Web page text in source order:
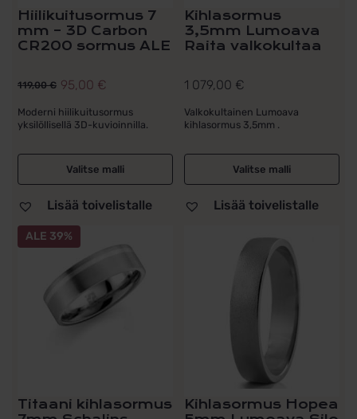
Hiilikuitusormus 7
mm – 3D Carbon
CR200 sormus ALE
119,00€
Alkuperäinen
hinta
oli:
119,00 €.
95,00 €
Nykyinen
hinta
on:
95,00 €.
Moderni hiilikuitusormus
yksilöllisellä 3D-kuvioinnilla.
Valitse malli
Lisää toivelistalle
Kihlasormus
3,5mm Lumoava
Raita valkokultaa
1 079,00 €
Valkokultainen Lumoava
kihlasormus 3,5mm .
Valitse malli
Lisää toivelistalle
ALE 39%
Titaani kihlasormus
Tällä
tuotteella
muunnelma.
Kihlasormus Hopea